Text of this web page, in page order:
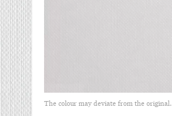
The colour may deviate from the original.